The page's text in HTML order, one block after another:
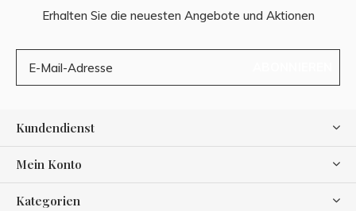
Erhalten Sie die neuesten Angebote und Aktionen
Kundendienst
Mein Konto
Kategorien